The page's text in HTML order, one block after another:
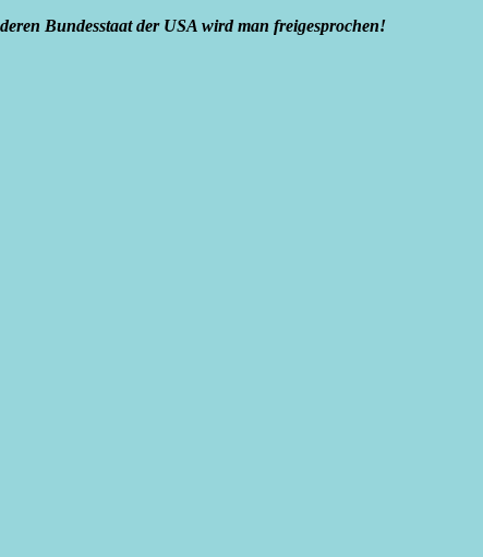
Bundesstaat der USA wird man freigesprochen!